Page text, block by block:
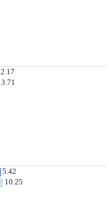
2.17
3.71
5.42
10.25